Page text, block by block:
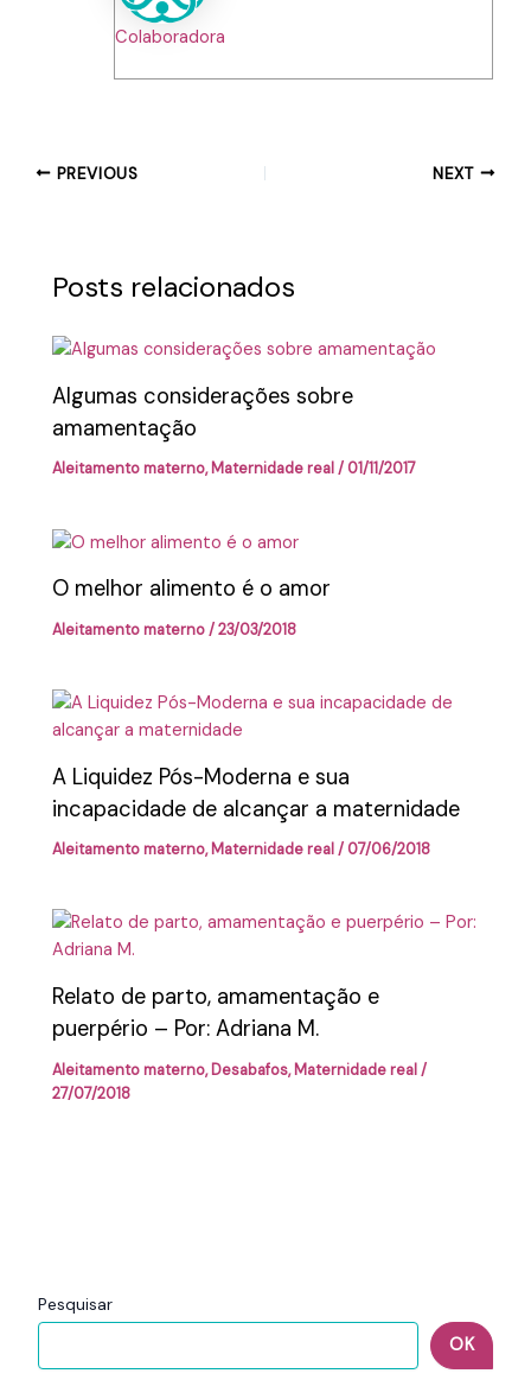
Pesquisar
OK
Colaboradora
PREVIOUS NEXT
Posts relacionados
Algumas considerações sobre
amamentação
Aleitamento materno,Maternidade real/01/11/2017
O melhor alimento é o amor
Aleitamento materno/23/03/2018
A Liquidez Pós-Moderna e sua
incapacidade de alcançar a maternidade
Aleitamento materno,Maternidade real/07/06/2018
Relato de parto, amamentação e
puerpério – Por: Adriana M.
Aleitamento materno,Desabafos,Maternidade real/
27/07/2018